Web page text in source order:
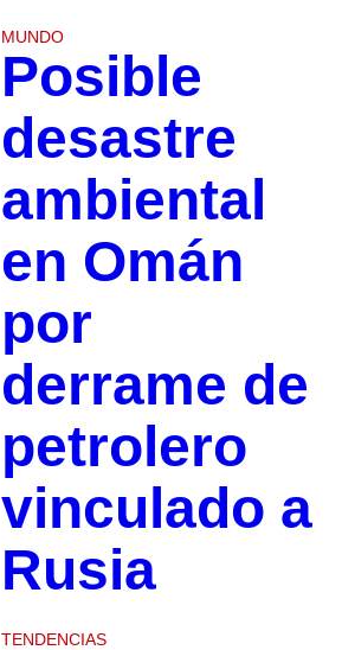
MUNDO
Posible
desastre
ambiental
en Omán
por
derrame de
petrolero
vinculado a
Rusia
TENDENCIAS